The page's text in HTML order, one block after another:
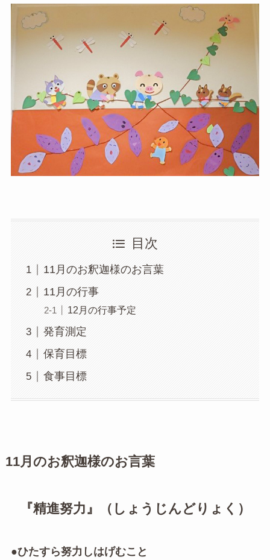
目次
11月のお釈迦様のお言葉
11月の行事
12月の行事予定
発育測定
保育目標
食事目標
11月のお釈迦様のお言葉
『精進努力』（しょうじんどりょく）
●ひたすら努力しはげむこと